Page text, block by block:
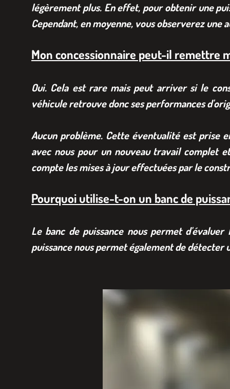
légèrement plus. En effet, pour obtenir une
Cependant, en moyenne, vous observerez
Mon concessionnaire peut-il remettre
Oui. Cela est rare mais peut arriver si le
véhicule retrouve donc ses performances
Aucun problème. Cette éventualité est prise
avec nous pour un nouveau travail complet
compte les mises à jour effectuées par le
Pourquoi utilise-t-on un banc de
Le banc de puissance nous permet
puissance nous permet également de